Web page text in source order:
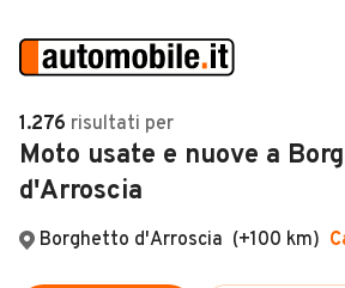
Auto
Auto usate
Auto Km 0
VENDI
MAGAZINE
ACCEDI
1.276 risultati per
Moto usate e nuove a
d'Arroscia